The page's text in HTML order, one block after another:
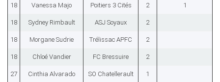
18 Vanessa Majo Poitiers 3 Cités 2 1
18 Sydney Rimbault ASJ Soyaux 2
18 Morgane Sudrie Trélissac APFC 2
18 Chloé Vandier FC Bressuire 2
27 Cinthia Alvarado SO Chatellerault 1